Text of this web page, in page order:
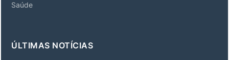
Saúde
ÚLTIMAS NOTÍCIAS